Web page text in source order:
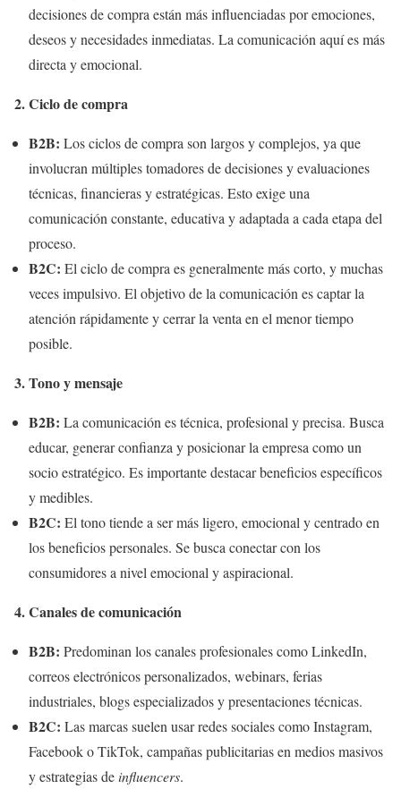
decisiones de compra están más influenciadas por emociones,
deseos y necesidades inmediatas. La comunicación aquí es más
directa y emocional.
2. Ciclo de compra
B2B: Los ciclos de compra son largos y complejos, ya que
involucran múltiples tomadores de decisiones y evaluaciones
técnicas, financieras y estratégicas. Esto exige una
comunicación constante, educativa y adaptada a cada etapa del
proceso.
B2C: El ciclo de compra es generalmente más corto, y muchas
veces impulsivo. El objetivo de la comunicación es captar la
atención rápidamente y cerrar la venta en el menor tiempo
posible.
3. Tono y mensaje
B2B: La comunicación es técnica, profesional y precisa. Busca
educar, generar confianza y posicionar la empresa como un
socio estratégico. Es importante destacar beneficios específicos
y medibles.
B2C: El tono tiende a ser más ligero, emocional y centrado en
los beneficios personales. Se busca conectar con los
consumidores a nivel emocional y aspiracional.
4. Canales de comunicación
B2B: Predominan los canales profesionales como LinkedIn,
correos electrónicos personalizados, webinars, ferias
industriales, blogs especializados y presentaciones técnicas.
B2C: Las marcas suelen usar redes sociales como Instagram,
Facebook o TikTok, campañas publicitarias en medios masivos
y estrategias de influencers.